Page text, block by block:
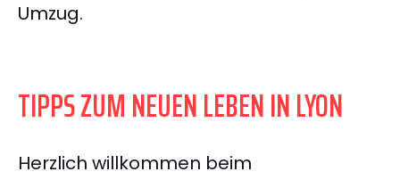
Umzug.
TIPPS ZUM NEUEN LEBEN IN LYON
Herzlich willkommen beim